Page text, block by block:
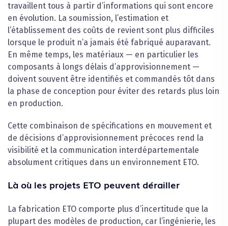
travaillent tous à partir d’informations qui sont encore
en évolution. La soumission, l’estimation et
l’établissement des coûts de revient sont plus difficiles
lorsque le produit n’a jamais été fabriqué auparavant.
En même temps, les matériaux — en particulier les
composants à longs délais d’approvisionnement —
doivent souvent être identifiés et commandés tôt dans
la phase de conception pour éviter des retards plus loin
en production.
Cette combinaison de spécifications en mouvement et
de décisions d’approvisionnement précoces rend la
visibilité et la communication interdépartementale
absolument critiques dans un environnement ETO.
Là où les projets ETO peuvent dérailler
La fabrication ETO comporte plus d’incertitude que la
plupart des modèles de production, car l’ingénierie, les